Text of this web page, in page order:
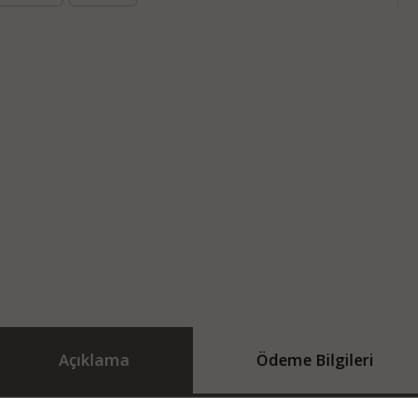
Açıklama Ödeme Bilgileri